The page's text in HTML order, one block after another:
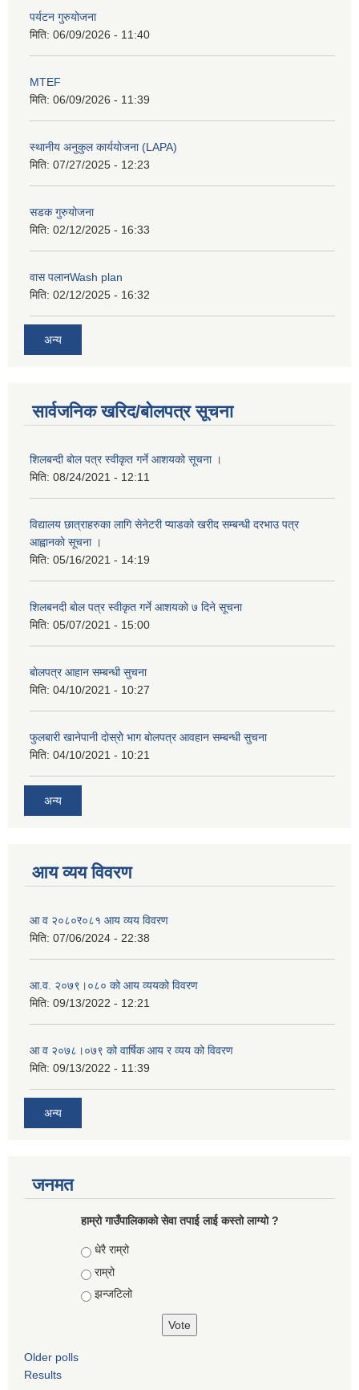
पर्यटन गुरुयोजना
मिति: 06/09/2026 - 11:40
MTEF
मिति: 06/09/2026 - 11:39
स्थानीय अनुकुल कार्ययोजना (LAPA)
मिति: 07/27/2025 - 12:23
सडक गुरुयोजना
मिति: 02/12/2025 - 16:33
वास पलानWash plan
मिति: 02/12/2025 - 16:32
अन्य
सार्वजनिक खरिद/बोलपत्र सूचना
शिलबन्दी बाेल पत्र स्वीकृत गर्ने आशयको सूचना ।
मिति: 08/24/2021 - 12:11
विद्यालय छात्राहरुका लागि सेनेटरी प्याडको खरीद सम्बन्धी दरभाउ पत्र
आह्वानकाे सूचना ।
मिति: 05/16/2021 - 14:19
शिलबनदी बाेल पत्र स्वीकृत गर्ने आशयकाे ७ दिने सूचना
मिति: 05/07/2021 - 15:00
बाेलपत्र आहान सम्बन्धी सुचना
मिति: 04/10/2021 - 10:27
फुलबारी खानेपानी दाेस्राेे भाग बाेलपत्र आवहान सम्बन्धी सुचना
मिति: 04/10/2021 - 10:21
अन्य
आय व्यय विवरण
आ व २०८०र०८१ आय व्यय विवरण
मिति: 07/06/2024 - 22:38
आ.व. २०७९।०८० को आय व्ययको विवरण
मिति: 09/13/2022 - 12:21
आ‍ व २०७८।०७९ को वार्षिक आय र व्यय को विवरण
मिति: 09/13/2022 - 11:39
अन्य
जनमत
हाम्रो गाउँपालिकाको सेवा तपाई लाई कस्तो लाग्यो ?
Choices
धेरै राम्रो
राम्रो
झन्जटिलो
Older polls
Results